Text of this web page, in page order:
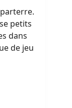
petits
dans
de jeu